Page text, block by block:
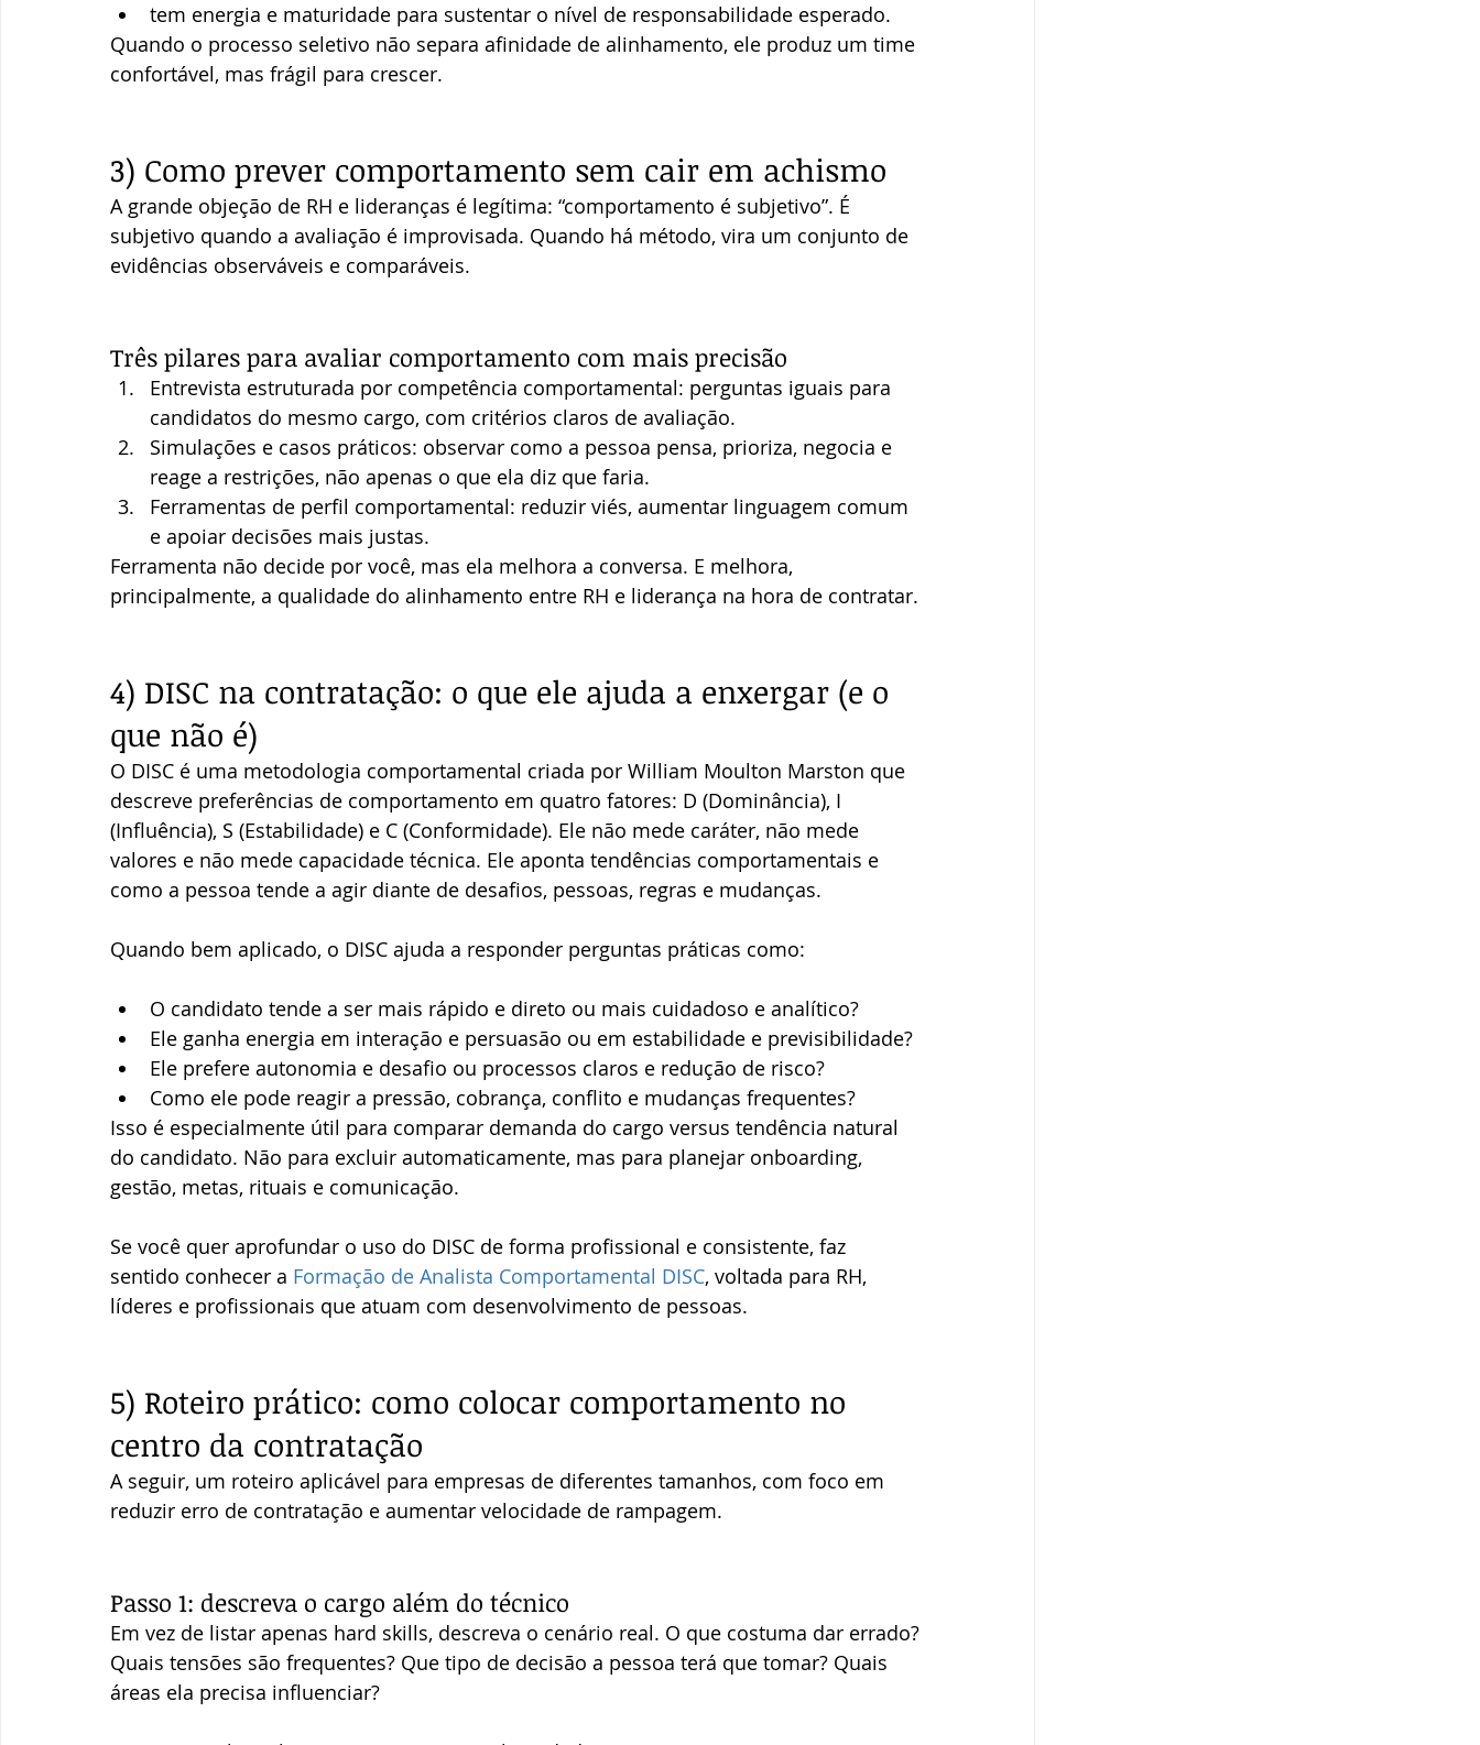
tem energia e maturidade para sustentar o nível de responsabilidade esperado.
Quando o processo seletivo não separa afinidade de alinhamento, ele produz um time
confortável, mas frágil para crescer.
3) Como prever comportamento sem cair em achismo
A grande objeção de RH e lideranças é legítima: “comportamento é subjetivo”. É
subjetivo quando a avaliação é improvisada. Quando há método, vira um conjunto de
evidências observáveis e comparáveis.
Três pilares para avaliar comportamento com mais precisão
Entrevista estruturada por competência comportamental: perguntas iguais para
candidatos do mesmo cargo, com critérios claros de avaliação.
Simulações e casos práticos: observar como a pessoa pensa, prioriza, negocia e
reage a restrições, não apenas o que ela diz que faria.
Ferramentas de perfil comportamental: reduzir viés, aumentar linguagem comum
e apoiar decisões mais justas.
Ferramenta não decide por você, mas ela melhora a conversa. E melhora,
principalmente, a qualidade do alinhamento entre RH e liderança na hora de contratar.
4) DISC na contratação: o que ele ajuda a enxergar (e o
que não é)
O DISC é uma metodologia comportamental criada por William Moulton Marston que
descreve preferências de comportamento em quatro fatores: D (Dominância), I
(Influência), S (Estabilidade) e C (Conformidade). Ele não mede caráter, não mede
valores e não mede capacidade técnica. Ele aponta tendências comportamentais e
como a pessoa tende a agir diante de desafios, pessoas, regras e mudanças.
Quando bem aplicado, o DISC ajuda a responder perguntas práticas como:
O candidato tende a ser mais rápido e direto ou mais cuidadoso e analítico?
Ele ganha energia em interação e persuasão ou em estabilidade e previsibilidade?
Ele prefere autonomia e desafio ou processos claros e redução de risco?
Como ele pode reagir a pressão, cobrança, conflito e mudanças frequentes?
Isso é especialmente útil para comparar demanda do cargo versus tendência natural
do candidato. Não para excluir automaticamente, mas para planejar onboarding,
gestão, metas, rituais e comunicação.
Se você quer aprofundar o uso do DISC de forma profissional e consistente, faz
sentido conhecer a Formação de Analista Comportamental DISC, voltada para RH,
líderes e profissionais que atuam com desenvolvimento de pessoas.
5) Roteiro prático: como colocar comportamento no
centro da contratação
A seguir, um roteiro aplicável para empresas de diferentes tamanhos, com foco em
reduzir erro de contratação e aumentar velocidade de rampagem.
Passo 1: descreva o cargo além do técnico
Em vez de listar apenas hard skills, descreva o cenário real. O que costuma dar errado?
Quais tensões são frequentes? Que tipo de decisão a pessoa terá que tomar? Quais
áreas ela precisa influenciar?